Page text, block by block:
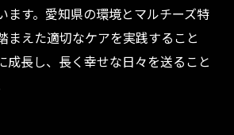
ます。愛知県の環境とマルチーズ特
まえた適切なケアを実践すること
成長し、長く幸せな日々を送ること